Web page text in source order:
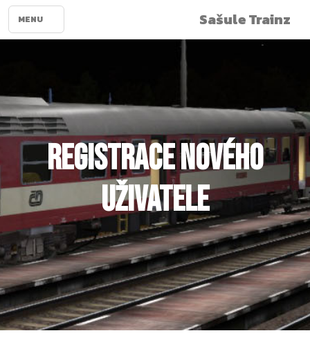
MENU Sašule Trainz
Registrace nového
uživatele